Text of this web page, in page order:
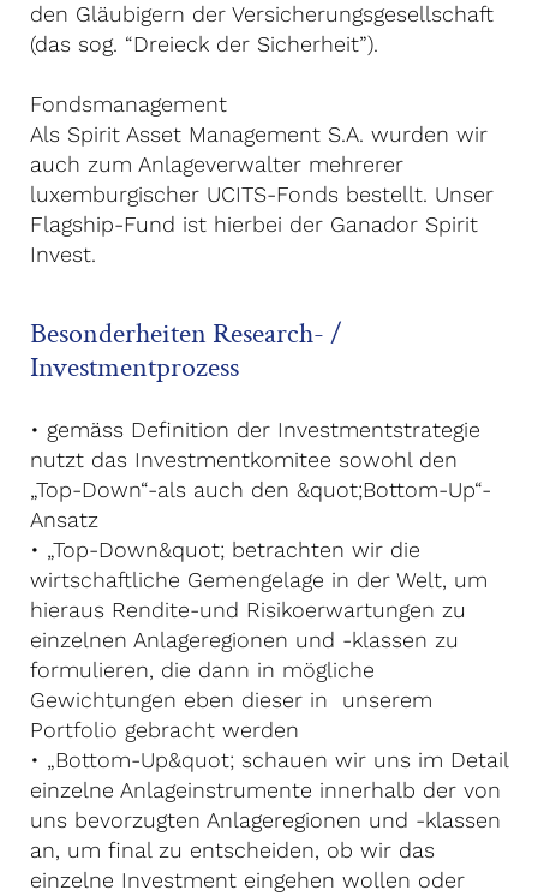
den Gläubigern der Versicherungsgesellschaft
(das sog. “Dreieck der Sicherheit”).
Fondsmanagement
Als Spirit Asset Management S.A. wurden wir
auch zum Anlageverwalter mehrerer
luxemburgischer UCITS-Fonds bestellt. Unser
Flagship-Fund ist hierbei der Ganador Spirit
Invest.
Besonderheiten Research- /
Investmentprozess
• gemäss Definition der Investmentstrategie
nutzt das Investmentkomitee sowohl den
„Top-Down“-als auch den &quot;Bottom-Up“-
Ansatz
• „Top-Down&quot; betrachten wir die
wirtschaftliche Gemengelage in der Welt, um
hieraus Rendite-und Risikoerwartungen zu
einzelnen Anlageregionen und -klassen zu
formulieren, die dann in mögliche
Gewichtungen eben dieser in unserem
Portfolio gebracht werden
• „Bottom-Up&quot; schauen wir uns im Detail
einzelne Anlageinstrumente innerhalb der von
uns bevorzugten Anlageregionen und -klassen
an, um final zu entscheiden, ob wir das
einzelne Investment eingehen wollen oder